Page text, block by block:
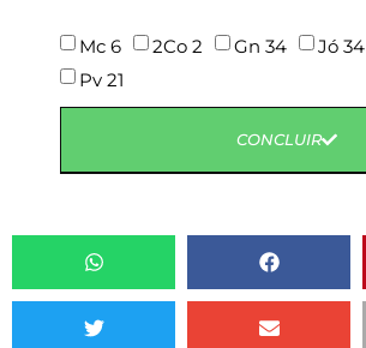
Mc 6 2Co 2 Gn 34 Jó 34
Pv 21
CONCLUIR